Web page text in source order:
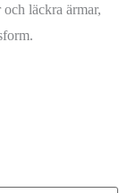
läckra ärmar,